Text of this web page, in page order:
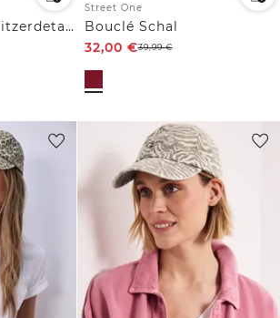
Stirnband mit Glitzerdetails
Street One
Bouclé Schal
32,00 €39,99€